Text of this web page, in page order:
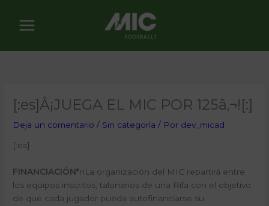
contenido
[:es]Â¡JUEGA EL MIC POR 125â‚¬![:]
Deja un comentario / Sin categoría / Por dev_micad
[:es]
FINANCIACIÓN*nLa organización del MIC repartirá entre
los equipos inscritos, talonarios de una Rifa con el objetivo
de que cada jugador pueda autofinanciarse su